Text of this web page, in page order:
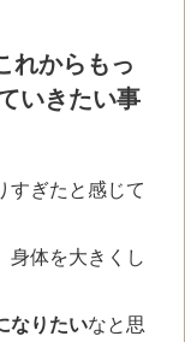
れからもっ
いきたい事
すぎたと感じて
身体を大きくし
なりたいなと思